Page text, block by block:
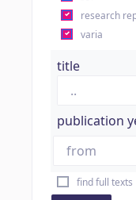
research
varia
title
publication
find full texts